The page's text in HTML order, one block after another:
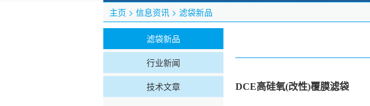
主页 > 信息资讯 > 滤袋新品
滤袋新品
行业新闻
技术文章
DCE高硅氧(改性)覆膜滤袋